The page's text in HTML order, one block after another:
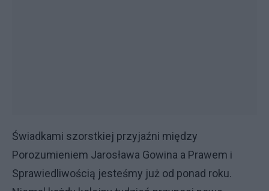
Świadkami szorstkiej przyjaźni między
Porozumieniem Jarosława Gowina a Prawem i
Sprawiedliwością jesteśmy już od ponad roku.